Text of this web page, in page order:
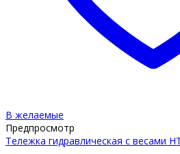
В желаемые
Предпросмотр
Тележка гидравлическая с весами